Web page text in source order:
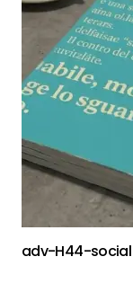
adv-H44-social